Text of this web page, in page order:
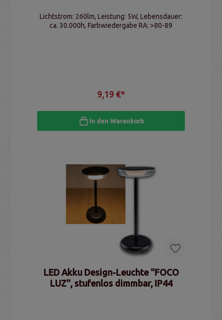
Lichtstrom: 260lm, Leistung: 5W, Lebensdauer:
ca. 30.000h, Farbwiedergabe RA: >80-89
9,19 €*
In den Warenkorb
LED Akku Design-Leuchte "FOCO
LUZ", stufenlos dimmbar, IP44